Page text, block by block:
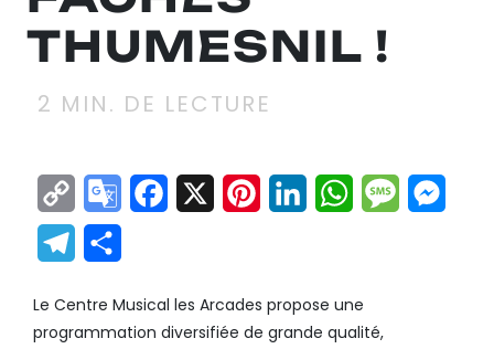
THUMESNIL !
2 MIN. DE LECTURE
Copy
Link
GoogleFacebook
X Pinterest
LinkedInWhatsApp
Telegram
Le Centre Musical les Arcades propose une
programmation diversifiée de grande qualité,